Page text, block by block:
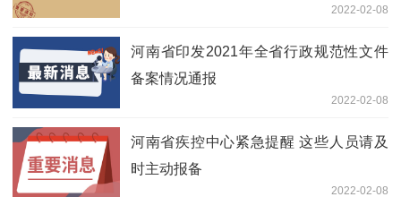
2022-02-08
河南省印发2021年全省行政规范性文件
备案情况通报
2022-02-08
河南省疾控中心紧急提醒 这些人员请及
时主动报备
2022-02-08